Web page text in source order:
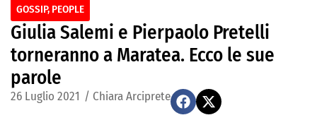
GOSSIP, PEOPLE
Giulia Salemi e Pierpaolo Pretelli
torneranno a Maratea. Ecco le sue
parole
26 Luglio 2021 / Chiara Arciprete